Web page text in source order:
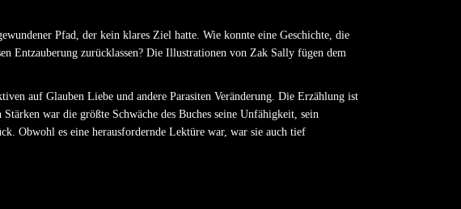
Pfad, der kein klares Ziel hatte. Wie konnte eine Geschichte, die
Entzauberung zurücklassen? Die Illustrationen von Zak Sally fügen dem
auf Glauben Liebe und andere Parasiten Veränderung. Die Erzählung ist
war die größte Schwäche des Buches seine Unfähigkeit, sein
Obwohl es eine herausfordernde Lektüre war, war sie auch tief